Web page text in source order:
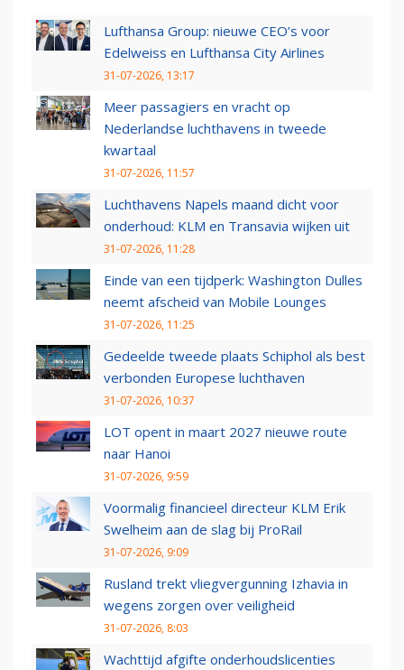
Lufthansa Group: nieuwe CEO’s voor
Edelweiss en Lufthansa City Airlines
31-07-2026, 13:17
Meer passagiers en vracht op
Nederlandse luchthavens in tweede
kwartaal
31-07-2026, 11:57
Luchthavens Napels maand dicht voor
onderhoud: KLM en Transavia wijken uit
31-07-2026, 11:28
Einde van een tijdperk: Washington Dulles
neemt afscheid van Mobile Lounges
31-07-2026, 11:25
Gedeelde tweede plaats Schiphol als best
verbonden Europese luchthaven
31-07-2026, 10:37
LOT opent in maart 2027 nieuwe route
naar Hanoi
31-07-2026, 9:59
Voormalig financieel directeur KLM Erik
Swelheim aan de slag bij ProRail
31-07-2026, 9:09
Rusland trekt vliegvergunning Izhavia in
wegens zorgen over veiligheid
31-07-2026, 8:03
Wachttijd afgifte onderhoudslicenties